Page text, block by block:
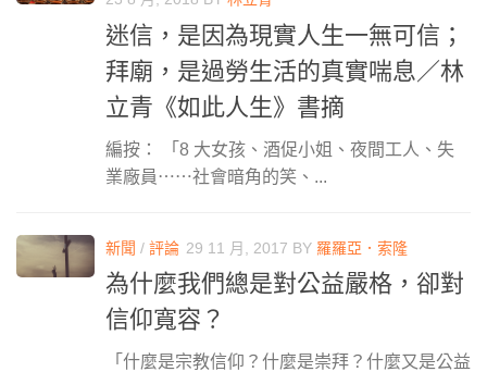
迷信，是因為現實人生一無可信；
拜廟，是過勞生活的真實喘息／林
立青《如此人生》書摘
編按： 「8 大女孩、酒促小姐、夜間工人、失
業廠員⋯⋯社會暗角的笑、...
新聞 / 評論 29 11 月, 2017 BY 羅羅亞．索隆
為什麼我們總是對公益嚴格，卻對
信仰寬容？
「什麼是宗教信仰？什麼是崇拜？什麼又是公益